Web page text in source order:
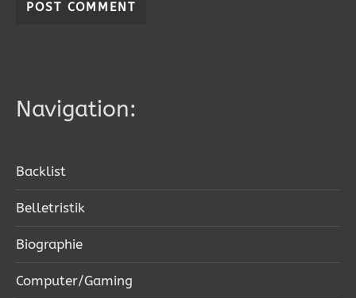
Navigation:
Backlist
Belletristik
Biographie
Computer/Gaming